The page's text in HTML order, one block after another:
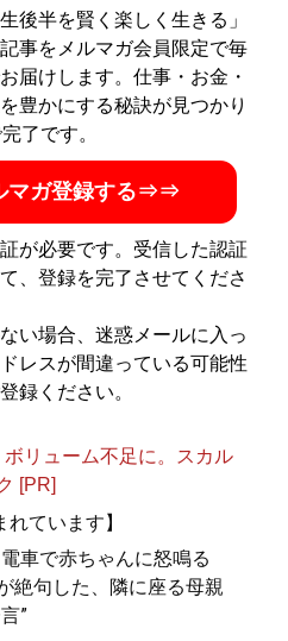
春オンライン』（文藝春秋）、
社）、『集英社オンライン』
PRIME』（主婦と生活社）、
などにコラム寄稿。LINE公式の
て、計1万件以上の恋愛相談を
X）は @SakaiyaDaichi
後半を賢く楽しく生きる」
事をメルマガ会員限定で毎
届けします。仕事・お金・
豊かにする秘訣が見つかり
了です。
マガ登録する⇒⇒
が必要です。受信した認証
、登録を完了させてくださ
い場合、迷惑メールに入っ
レスが間違っている可能性
録ください。
リューム不足に。スカル
[PR]
れています】
車で赤ちゃんに怒鳴る
絶句した、隣に座る母親
”